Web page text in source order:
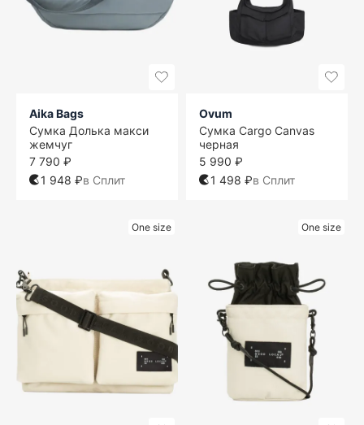
Aika Bags
Сумка Долька макси
жемчуг
7 790 ₽
1 948 ₽в Сплит
Ovum
Сумка Cargo Canvas
черная
5 990 ₽
1 498 ₽в Сплит
One size One size